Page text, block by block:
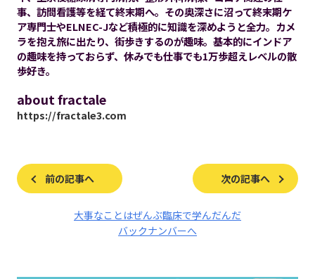
事、訪問看護等を経て終末期へ。その奥深さに沼って終末期ケ
ア専門士やELNEC-Jなど積極的に知識を深めようと全力。カメ
ラを抱え旅に出たり、街歩きするのが趣味。基本的にインドア
の趣味を持っておらず、休みでも仕事でも1万歩超えレベルの散
歩好き。
about fractale
https://fractale3.com
前の記事へ 次の記事へ
大事なことはぜんぶ臨床で学んだんだ
バックナンバーへ